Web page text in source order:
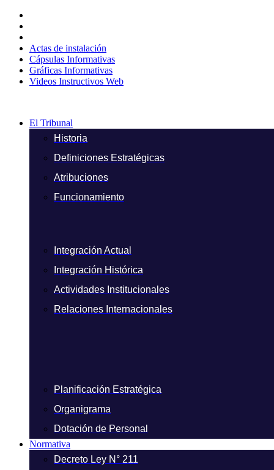
contenido
Actas de instalación
Cápsulas Informativas
Gráficas Informativas
Videos Instructivos Web
El Tribunal
Historia
Definiciones Estratégicas
Atribuciones
Funcionamiento
Integración Actual
Integración Histórica
Actividades Institucionales
Relaciones Internacionales
Planificación Estratégica
Organigrama
Dotación de Personal
Normativa
Decreto Ley N° 211